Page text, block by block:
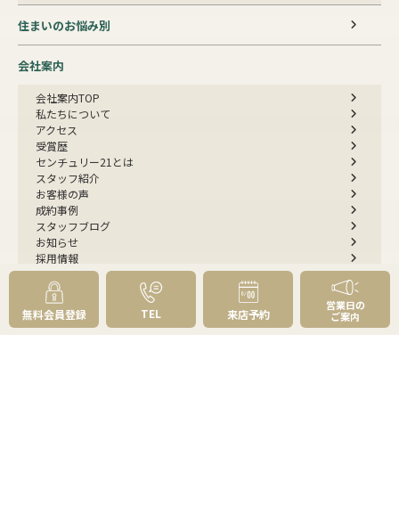
住まいのお悩み別
会社案内
会社案内TOP
私たちについて
アクセス
受賞歴
センチュリー21とは
スタッフ紹介
お客様の声
成約事例
スタッフブログ
お知らせ
採用情報
来店予約
お問い合わせ
会員メニュー
無料会員登録 TEL 来店予約
営業日の
ご案内